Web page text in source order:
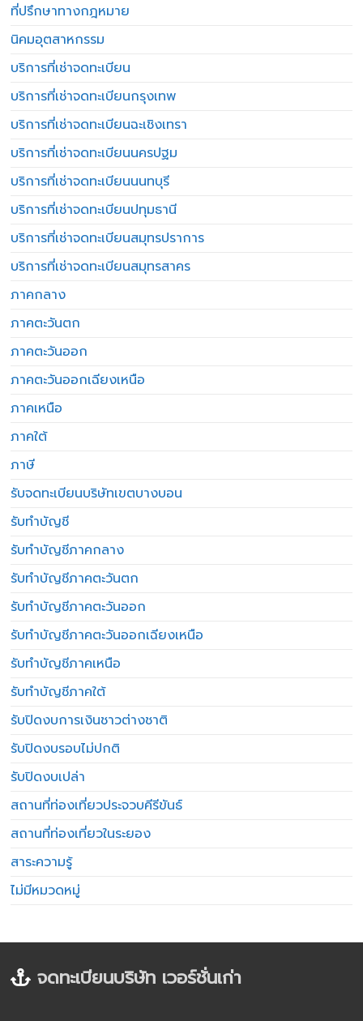
ที่ปรึกษาทางกฎหมาย
นิคมอุตสาหกรรม
บริการที่เช่าจดทะเบียน
บริการที่เช่าจดทะเบียนกรุงเทพ
บริการที่เช่าจดทะเบียนฉะเชิงเทรา
บริการที่เช่าจดทะเบียนนครปฐม
บริการที่เช่าจดทะเบียนนนทบุรี
บริการที่เช่าจดทะเบียนปทุมธานี
บริการที่เช่าจดทะเบียนสมุทรปราการ
บริการที่เช่าจดทะเบียนสมุทรสาคร
ภาคกลาง
ภาคตะวันตก
ภาคตะวันออก
ภาคตะวันออกเฉียงเหนือ
ภาคเหนือ
ภาคใต้
ภาษี
รับจดทะเบียนบริษัทเขตบางบอน
รับทำบัญชี
รับทำบัญชีภาคกลาง
รับทำบัญชีภาคตะวันตก
รับทำบัญชีภาคตะวันออก
รับทำบัญชีภาคตะวันออกเฉียงเหนือ
รับทำบัญชีภาคเหนือ
รับทำบัญชีภาคใต้
รับปิดงบการเงินชาวต่างชาติ
รับปิดงบรอบไม่ปกติ
รับปิดงบเปล่า
สถานที่ท่องเที่ยวประจวบคีรีขันธ์
สถานที่ท่องเที่ยวในระยอง
สาระความรู้
ไม่มีหมวดหมู่
จดทะเบียนบริษัท เวอร์ชั่นเก่า